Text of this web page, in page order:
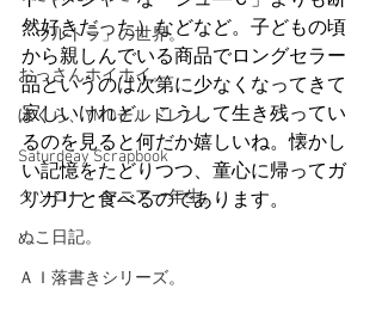
「ウルトラ」の世界。
おっさんホイホイ。
ぼくら、YMOチルドレン。
Saturdeay Scrapbook
タツロー・マニア一年生。
ぬこ日記。
ＡＩ落書きシリーズ。
然好きだった）などなど。子どもの頃
から親しんでいる商品でロングセラー
品というのは次第に少なくなってきて
寂しいけれど、こうして生き残ってい
るのを見ると何だか嬉しいね。懐かし
い記憶をたどりつつ、童心に帰ってガ
リガリと食べるのであります。